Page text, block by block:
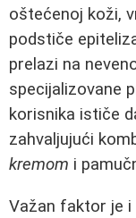
oštećenoj koži,
podstiče
prelazi na
specijalizovane
korisnika ističe
zahvaljujući
kremom i
Važan faktor je i